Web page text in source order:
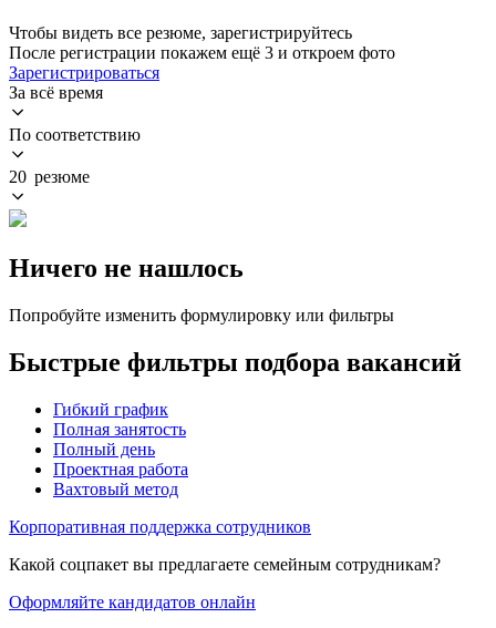
Чтобы видеть все резюме, зарегистрируйтесь
После регистрации покажем ещё 3 и откроем фото
Зарегистрироваться
За всё время
По соответствию
20 резюме
Ничего не нашлось
Попробуйте изменить формулировку или фильтры
Быстрые фильтры подбора вакансий
Гибкий график
Полная занятость
Полный день
Проектная работа
Вахтовый метод
Корпоративная поддержка сотрудников
Какой соцпакет вы предлагаете семейным сотрудникам?
Оформляйте кандидатов онлайн